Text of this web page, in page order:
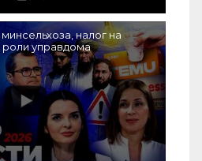
налог на
управдома